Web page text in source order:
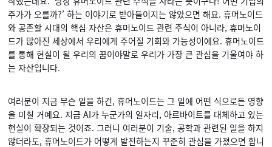
주가가 오를까?’ 하는 이야기로 받아들이지는 않았으면 해요. 휴머노이드
와 공존할 시대의 핵심 자산은 휴머노이드 관련 주식이 아니라, 휴머노이
드가 많아진 세상에서 우리에게 주어질 기회와 가능성이에요. 휴머노이드
를 통해 현실이 될 우리의 꿈이야말로 우리가 가장 큰 관심을 기울여야 하
는 자산입니다.
여러분이 지금 무슨 일을 하건, 휴머노이드는 그 일에 어떤 식으로든 영향
을 미칠 거예요. 지금 AI가 누군가의 일자리, 아르바이트를 대체하고 있는
현실이 확장되는 것이죠. 그러니 여러분이 기술, 공학과 관련된 일을 하지
않더라도, 휴머노이드가 어떻게 발전하는지 꾸준히 관심을 가졌으면 합니